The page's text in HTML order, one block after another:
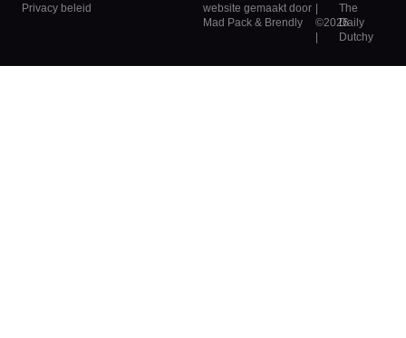
Privacy beleid
website gemaakt door
Mad Pack & Brendly
©2026
The
Daily
Dutchy